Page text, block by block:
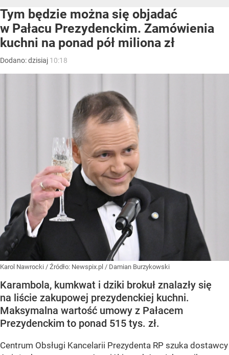
Tym będzie można się objadać
w Pałacu Prezydenckim. Zamówienia
kuchni na ponad pół miliona zł
Dodano:dzisiaj 10:18
Karol Nawrocki / Źródło: Newspix.pl / Damian Burzykowski
Karambola, kumkwat i dziki brokuł znalazły się
na liście zakupowej prezydenckiej kuchni.
Maksymalna wartość umowy z Pałacem
Prezydenckim to ponad 515 tys. zł.
Centrum Obsługi Kancelarii Prezydenta RP szuka dostawcy